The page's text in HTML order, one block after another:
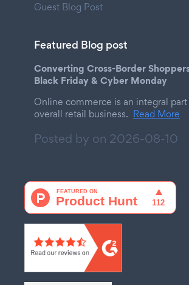
Guest Blog Post
Featured Blog post
Converting Cross-Border
Black Friday & Cyber Monday
Online commerce is an integral
overall retail business. Read More
Posted by on 2026-08-10